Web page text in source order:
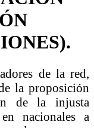
de la red,
la proposición
de la injusta
nacionales a